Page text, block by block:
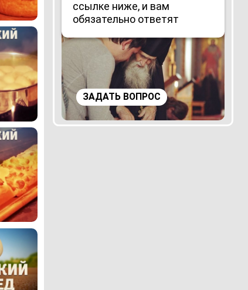
ссылке ниже, и вам
обязательно ответят
ЗАДАТЬ ВОПРОС